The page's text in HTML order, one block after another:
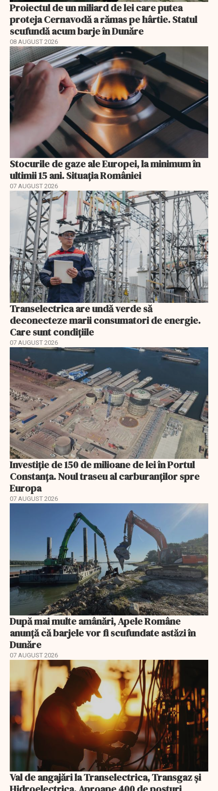
Proiectul de un miliard de lei care putea
proteja Cernavodă a rămas pe hârtie. Statul
scufundă acum barje în Dunăre
08 AUGUST 2026
Stocurile de gaze ale Europei, la minimum în
ultimii 15 ani. Situația României
07 AUGUST 2026
Transelectrica are undă verde să
deconecteze marii consumatori de energie.
Care sunt condițiile
07 AUGUST 2026
Investiție de 150 de milioane de lei în Portul
Constanța. Noul traseu al carburanților spre
Europa
07 AUGUST 2026
După mai multe amânări, Apele Române
anunță că barjele vor fi scufundate astăzi în
Dunăre
07 AUGUST 2026
Val de angajări la Transelectrica, Transgaz și